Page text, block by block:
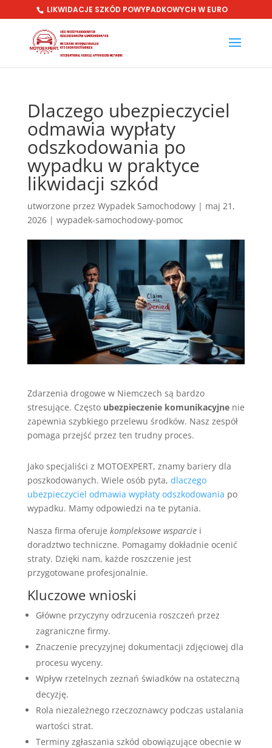
LIKWIDACJE SZKÓD POWYPADKOWYCH W EURO
Dlaczego ubezpieczyciel
odmawia wypłaty
odszkodowania po
wypadku w praktyce
likwidacji szkód
utworzone przez Wypadek Samochodowy| maj 21,
2026| wypadek-samochodowy-pomoc
Zdarzenia drogowe w Niemczech są bardzo
stresujące. Często ubezpieczenie komunikacyjnenie
zapewnia szybkiego przelewu środków. Nasz zespół
pomaga przejść przez ten trudny proces.
Jako specjaliści z MOTOEXPERT, znamy bariery dla
poszkodowanych. Wiele osób pyta, dlaczego
ubezpieczyciel odmawia wypłaty odszkodowania po
wypadku. Mamy odpowiedzi na te pytania.
Nasza firma oferuje kompleksowe wsparciei
doradztwo techniczne. Pomagamy dokładnie ocenić
straty. Dzięki nam, każde roszczenie jest
przygotowane profesjonalnie.
Kluczowe wnioski
Główne przyczyny odrzucenia roszczeń przez
zagraniczne firmy.
Znaczenie precyzyjnej dokumentacji zdjęciowej dla
procesu wyceny.
Wpływ rzetelnych zeznań świadków na ostateczną
decyzję.
Rola niezależnego rzeczoznawcy podczas ustalania
wartości strat.
Terminy zgłaszania szkód obowiązujące obecnie w